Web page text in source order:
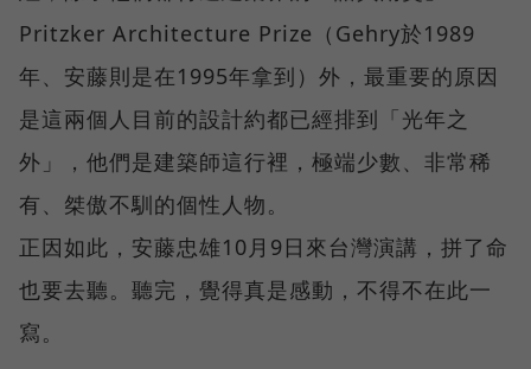
Pritzker Architecture Prize（Gehry於1989
年、安藤則是在1995年拿到）外，最重要的原因
是這兩個人目前的設計約都已經排到「光年之
外」，他們是建築師這行裡，極端少數、非常稀
有、桀傲不馴的個性人物。
正因如此，安藤忠雄10月9日來台灣演講，拼了命
也要去聽。聽完，覺得真是感動，不得不在此一
寫。